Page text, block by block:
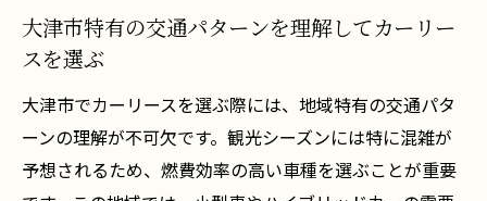
契約前に確認すべき基本的なリース条件
注意すべき隠れた費用とその回避方法
契約後のフォローアップ体制の確認
大津市で信頼できるリース業者の選び方
リース契約中に注意するメンテナンスの重
大津市特有の交通パターンを理解してカーリー
スを選ぶ
大津市でカーリースを選ぶ際には、地域特有の交通パタ
ーンの理解が不可欠です。観光シーズンには特に混雑が
予想されるため、燃費効率の高い車種を選ぶことが重要